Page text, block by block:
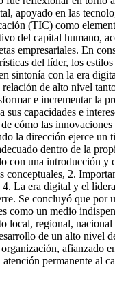
apoyado en las
(TIC) como
del capital humano,
empresariales. En
del líder, los estilos
sintonía con la era
relación de alto nivel
e incrementar la
sus capacidades e
cómo las innovaciones
la dirección ejerce un
dentro de la
con una introducción y
conceptuales, 2.
La era digital y el
Se concluyó que por
como un medio
local, regional,
de un alto nivel
afianzado
permanente al